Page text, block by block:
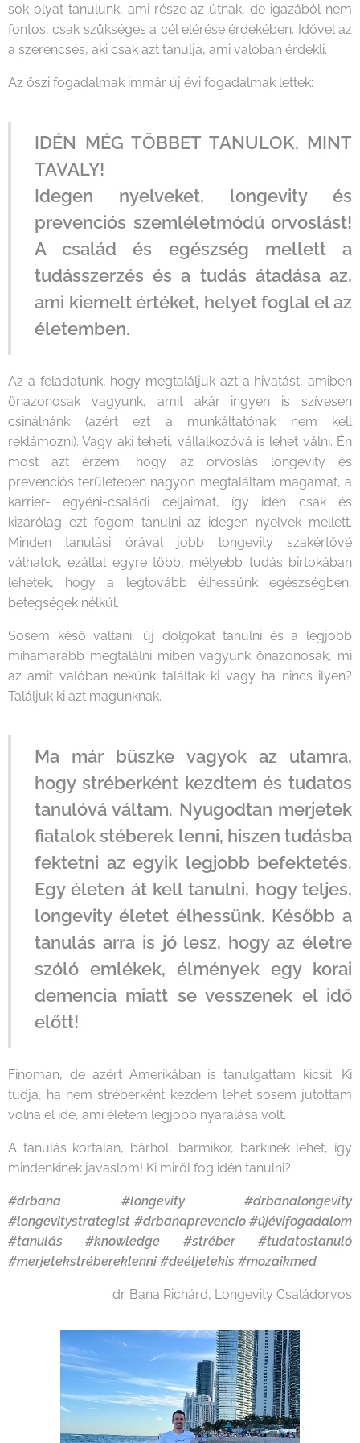
sok olyat tanulunk, ami része az útnak, de igazából nem
fontos, csak szükséges a cél elérése érdekében. Idővel az
a szerencsés, aki csak azt tanulja, ami valóban érdekli.
Az őszi fogadalmak immár új évi fogadalmak lettek:
IDÉN MÉG TÖBBET TANULOK, MINT
TAVALY!
Idegen nyelveket, longevity és
prevenciós szemléletmódú orvoslást!
A család és egészség mellett a
tudásszerzés és a tudás átadása az,
ami kiemelt értéket, helyet foglal el az
életemben.
Az a feladatunk, hogy megtaláljuk azt a hivatást, amiben
önazonosak vagyunk, amit akár ingyen is szívesen
csinálnánk (azért ezt a munkáltatónak nem kell
reklámozni). Vagy aki teheti, vállalkozóvá is lehet válni. Én
most azt érzem, hogy az orvoslás longevity és
prevenciós területében nagyon megtaláltam magamat, a
karrier- egyéni-családi céljaimat, így idén csak és
kizárólag ezt fogom tanulni az idegen nyelvek mellett.
Minden tanulási órával jobb longevity szakértővé
válhatok, ezáltal egyre több, mélyebb tudás birtokában
lehetek, hogy a legtovább élhessünk egészségben,
betegségek nélkül.
Sosem késő váltani, új dolgokat tanulni és a legjobb
mihamarabb megtalálni miben vagyunk önazonosak, mi
az amit valóban nekünk találtak ki vagy ha nincs ilyen?
Találjuk ki azt magunknak.
Ma már büszke vagyok az utamra,
hogy stréberként kezdtem és tudatos
tanulóvá váltam. Nyugodtan merjetek
fiatalok stéberek lenni, hiszen tudásba
fektetni az egyik legjobb befektetés.
Egy életen át kell tanulni, hogy teljes,
longevity életet élhessünk. Később a
tanulás arra is jó lesz, hogy az életre
szóló emlékek, élmények egy korai
demencia miatt se vesszenek el idő
előtt!
Finoman, de azért Amerikában is tanulgattam kicsit. Ki
tudja, ha nem stréberként kezdem lehet sosem jutottam
volna el ide, ami életem legjobb nyaralása volt.
A tanulás kortalan, bárhol, bármikor, bárkinek lehet, így
mindenkinek javaslom! Ki miről fog idén tanulni?
#drbana #longevity #drbanalongevity
#longevitystrategist #drbanaprevencio #újévifogadalom
#tanulás #knowledge #stréber #tudatostanuló
#merjetekstrébereklenni #deéljetekis #mozaikmed
dr. Bana Richárd, Longevity Családorvos